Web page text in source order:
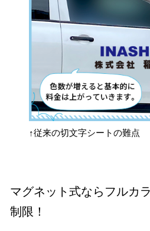
↑従来の切文字シートの難点
マグネット式ならフルカ
制限！